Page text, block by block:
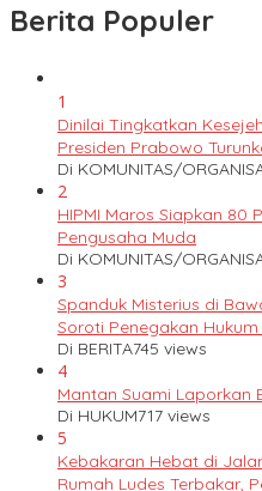
Berita Populer
1
Dinilai Tingkatkan
Presiden Prabowo
Di KOMUNITAS/
2
HIPMI Maros Siapkan 80
Pengusaha Muda
Di KOMUNITAS/
3
Spanduk Misterius di
Soroti Penegakan
Di BERITA745 views
4
Mantan Suami Laporkan
Di HUKUM717 views
5
Kebakaran Hebat di
Rumah Ludes Terbakar,